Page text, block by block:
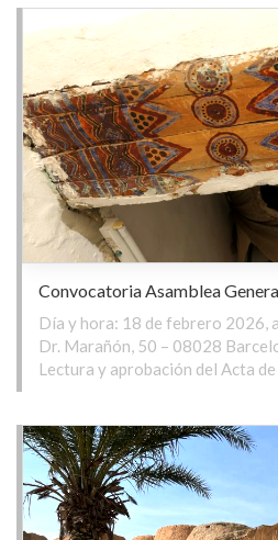
Convocatoria Asamblea
Día y hora: 18 de febrero 2026,
Dr. Marañón, 50 – 08028
Lectura y aprobación del Acta